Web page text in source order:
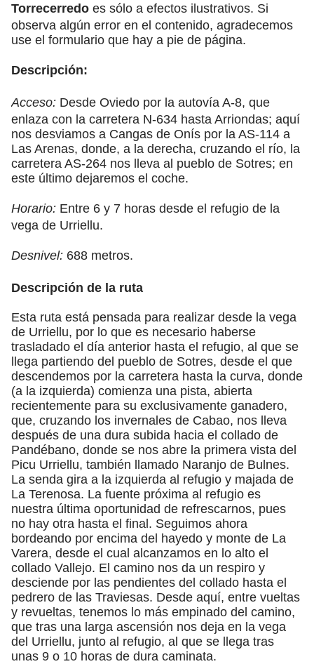
Torrecerredo es sólo a efectos ilustrativos. Si
observa algún error en el contenido, agradecemos
use el formulario que hay a pie de página.
Descripción:
Acceso: Desde Oviedo por la autovía A-8, que
enlaza con la carretera N-634 hasta Arriondas; aquí
nos desviamos a Cangas de Onís por la AS-114 a
Las Arenas, donde, a la derecha, cruzando el río, la
carretera AS-264 nos lleva al pueblo de Sotres; en
este último dejaremos el coche.
Horario: Entre 6 y 7 horas desde el refugio de la
vega de Urriellu.
Desnivel: 688 metros.
Descripción de la ruta
Esta ruta está pensada para realizar desde la vega
de Urriellu, por lo que es necesario haberse
trasladado el día anterior hasta el refugio, al que se
llega partiendo del pueblo de Sotres, desde el que
descendemos por la carretera hasta la curva, donde
(a la izquierda) comienza una pista, abierta
recientemente para su exclusivamente ganadero,
que, cruzando los invernales de Cabao, nos lleva
después de una dura subida hacia el collado de
Pandébano, donde se nos abre la primera vista del
Picu Urriellu, también llamado Naranjo de Bulnes.
La senda gira a la izquierda al refugio y majada de
La Terenosa. La fuente próxima al refugio es
nuestra última oportunidad de refrescarnos, pues
no hay otra hasta el final. Seguimos ahora
bordeando por encima del hayedo y monte de La
Varera, desde el cual alcanzamos en lo alto el
collado Vallejo. El camino nos da un respiro y
desciende por las pendientes del collado hasta el
pedrero de las Traviesas. Desde aquí, entre vueltas
y revueltas, tenemos lo más empinado del camino,
que tras una larga ascensión nos deja en la vega
del Urriellu, junto al refugio, al que se llega tras
unas 9 o 10 horas de dura caminata.